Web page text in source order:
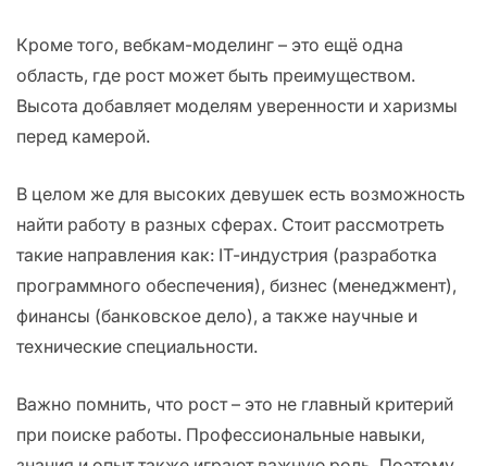
Кроме того, вебкам-моделинг – это ещё одна
область, где рост может быть преимуществом.
Высота добавляет моделям уверенности и харизмы
перед камерой.
В целом же для высоких девушек есть возможность
найти работу в разных сферах. Стоит рассмотреть
такие направления как: IT-индустрия (разработка
программного обеспечения), бизнес (менеджмент),
финансы (банковское дело), а также научные и
технические специальности.
Важно помнить, что рост – это не главный критерий
при поиске работы. Профессиональные навыки,